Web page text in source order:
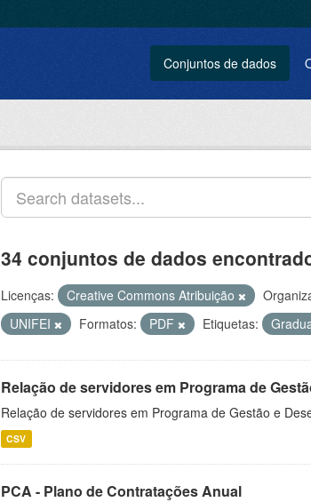
Conjuntos de dados
34 conjuntos de dados
Licenças: Creative Commons Atribuição
UNIFEI
Formatos: PDF Etiquetas:
Relação de servidores em Programa de
Relação de servidores em Programa de Gestão e
CSV
PCA - Plano de Contratações Anual